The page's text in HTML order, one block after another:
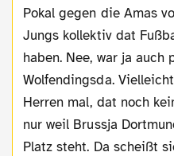
Pokal gegen die Amas
Jungs kollektiv dat
haben. Nee, war ja
Wolfendingsda.
Herren mal, dat noch
nur weil Brussja
Platz steht. Da scheißt